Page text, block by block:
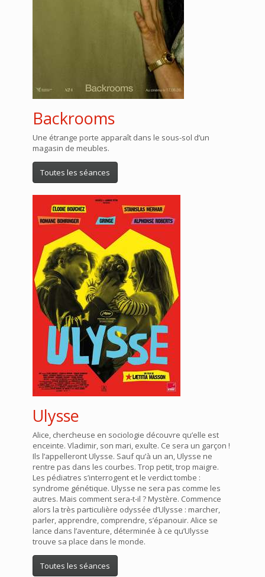
Backrooms
Une étrange porte apparaît dans le sous-sol d’un
magasin de meubles.
Toutes les séances
Ulysse
Alice, chercheuse en sociologie découvre qu’elle est
enceinte. Vladimir, son mari, exulte. Ce sera un garçon !
Ils l’appelleront Ulysse. Sauf qu’à un an, Ulysse ne
rentre pas dans les courbes. Trop petit, trop maigre.
Les pédiatres s’interrogent et le verdict tombe :
syndrome génétique. Ulysse ne sera pas comme les
autres. Mais comment sera-t-il ? Mystère. Commence
alors la très particulière odyssée d’Ulysse : marcher,
parler, apprendre, comprendre, s’épanouir. Alice se
lance dans l’aventure, déterminée à ce qu’Ulysse
trouve sa place dans le monde.
Toutes les séances